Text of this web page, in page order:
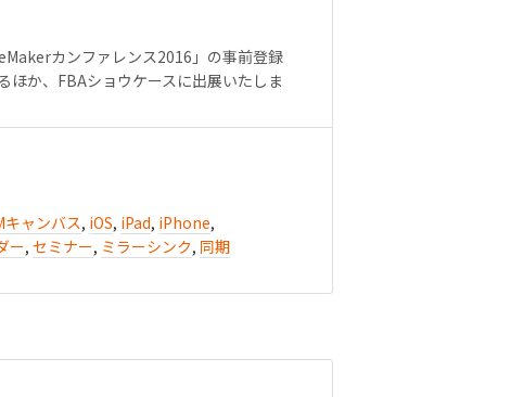
カンファレンス2016」の事前登録
ほか、FBAショウケースに出展いたしま
キャンバス, iOS, iPad, iPhone,
ー, セミナー, ミラーシンク, 同期